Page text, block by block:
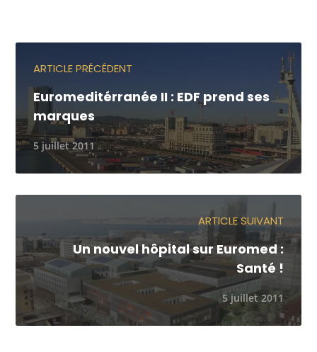
ARTICLE PRÉCÉDENT
Euromeditérranée II : EDF prend ses
marques
5 juillet 2011
ARTICLE SUIVANT
Un nouvel hôpital sur Euromed :
Santé !
5 juillet 2011